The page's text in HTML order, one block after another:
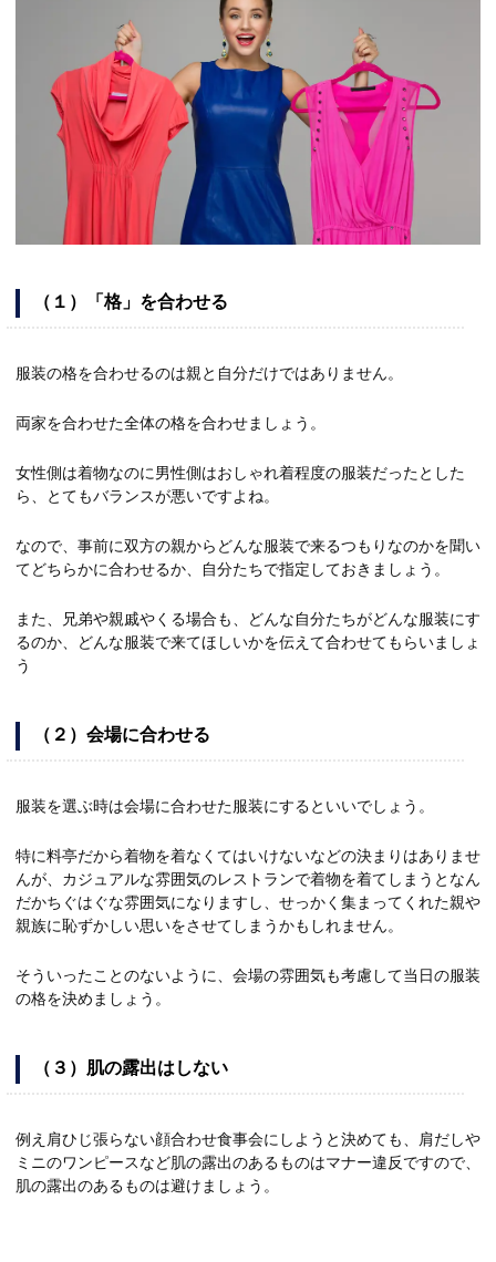
（１）「格」を合わせる
服装の格を合わせるのは親と自分だけではありません。
両家を合わせた全体の格を合わせましょう。
女性側は着物なのに男性側はおしゃれ着程度の服装だったとした
ら、とてもバランスが悪いですよね。
なので、事前に双方の親からどんな服装で来るつもりなのかを聞い
てどちらかに合わせるか、自分たちで指定しておきましょう。
また、兄弟や親戚やくる場合も、どんな自分たちがどんな服装にす
るのか、どんな服装で来てほしいかを伝えて合わせてもらいましょ
う
（２）会場に合わせる
服装を選ぶ時は会場に合わせた服装にするといいでしょう。
特に料亭だから着物を着なくてはいけないなどの決まりはありませ
んが、カジュアルな雰囲気のレストランで着物を着てしまうとなん
だかちぐはぐな雰囲気になりますし、せっかく集まってくれた親や
親族に恥ずかしい思いをさせてしまうかもしれません。
そういったことのないように、会場の雰囲気も考慮して当日の服装
の格を決めましょう。
（３）肌の露出はしない
例え肩ひじ張らない顔合わせ食事会にしようと決めても、肩だしや
ミニのワンピースなど肌の露出のあるものはマナー違反ですので、
肌の露出のあるものは避けましょう。